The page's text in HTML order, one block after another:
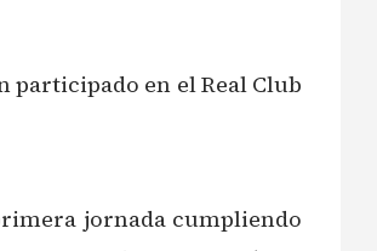
participado en el Real Club
jornada cumpliendo